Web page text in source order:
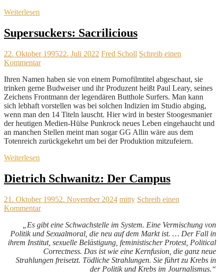
Weiterlesen
Supersuckers: Sacrilicious
22. Oktober 199522. Juli 2022 Fred Scholl Schreib einen
Kommentar
Ihren Namen haben sie von einem Pornofilmtitel abgeschaut, sie
trinken gerne Budweiser und ihr Produzent heißt Paul Leary, seines
Zeichens Frontmann der legendären Butthole Surfers. Man kann
sich lebhaft vorstellen was bei solchen Indizien im Studio abging,
wenn man den 14 Titeln lauscht. Hier wird in bester Stoogesmanier
der heutigen Medien-Hülse Punkrock neues Leben eingehaucht und
an manchen Stellen meint man sogar GG Allin wäre aus dem
Totenreich zurückgekehrt um bei der Produktion mitzufeiern.
Weiterlesen
Dietrich Schwanitz: Der Campus
21. Oktober 19952. November 2024 mitty Schreib einen
Kommentar
„Es gibt eine Schwachstelle im System. Eine Vermischung von
Politik und Sexualmoral, die neu auf dem Markt ist. … Der Fall in
ihrem Institut, sexuelle Belästigung, feministischer Protest, Political
Correctness. Das ist wie eine Kernfusion, die ganz neue
Strahlungen freisetzt. Tödliche Strahlungen. Sie führt zu Krebs in
der Politik und Krebs im Journalismus.“